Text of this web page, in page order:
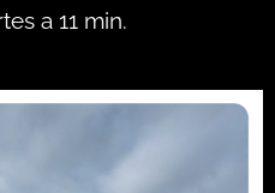
a 11 min.